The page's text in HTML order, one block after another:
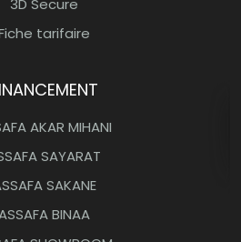
3D Secure
tarifaire
AKAR MIHANI
SAYARAT
SAKANE
BINAA